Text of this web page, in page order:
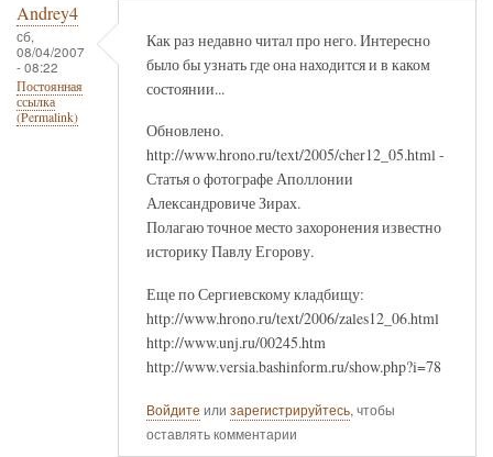
Andrey4
сб,
08/04/2007
- 08:22
Постоянная
ссылка
(Permalink)
Как раз недавно читал про него. Интересно
было бы узнать где она находится и в каком
состоянии...
Обновлено.
http://www.hrono.ru/text/2005/cher12_05.html -
Статья о фотографе Аполлонии
Александровиче Зирах.
Полагаю точное место захоронения известно
историку Павлу Егорову.
Еще по Сергиевскому кладбищу:
http://www.hrono.ru/text/2006/zales12_06.html
http://www.unj.ru/00245.htm
http://www.versia.bashinform.ru/show.php?i=78
Войдите или зарегистрируйтесь, чтобы
оставлять комментарии